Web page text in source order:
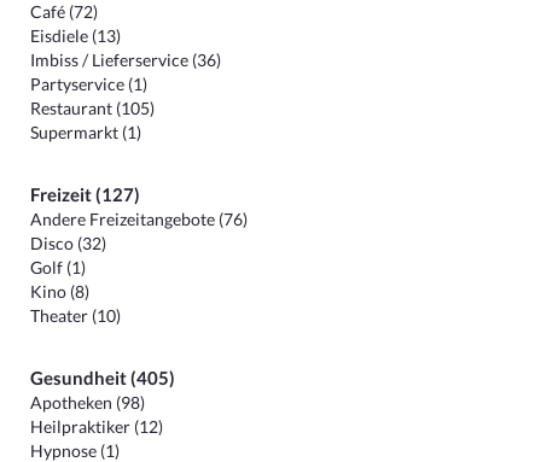
Café (72)
Eisdiele (13)
Imbiss / Lieferservice (36)
Partyservice (1)
Restaurant (105)
Supermarkt (1)
Freizeit (127)
Andere Freizeitangebote (76)
Disco (32)
Golf (1)
Kino (8)
Theater (10)
Gesundheit (405)
Apotheken (98)
Heilpraktiker (12)
Hypnose (1)